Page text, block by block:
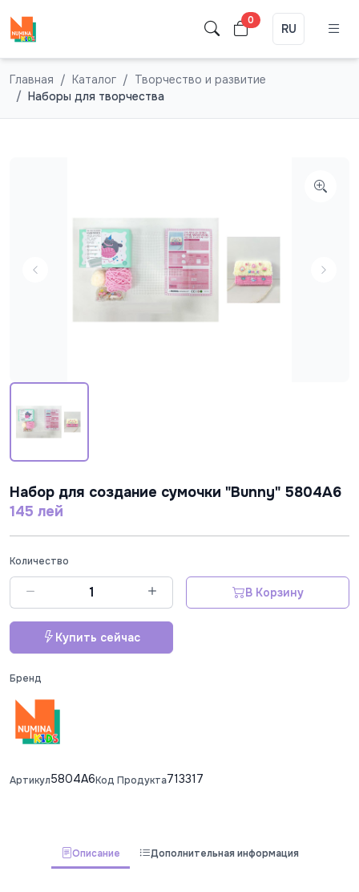
0
RU
Главная Каталог
Творчество и развитие
Наборы для творчества
Набор для создание сумочки "Bunny" 5804A6
145 лей
Количество
В Корзину
Купить сейчас
Бренд
Артикул5804A6Код Продукта713317
Описание Дополнительная информация